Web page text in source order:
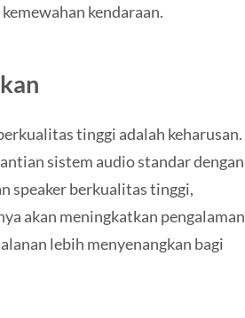
kendaraan.
tinggi adalah keharusan.
sistem audio standar dengan
speaker berkualitas tinggi,
akan meningkatkan pengalaman
lebih menyenangkan bagi